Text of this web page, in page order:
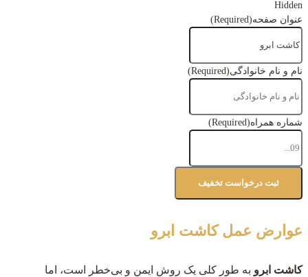
Hidden
عنوان صفحه(Required)
نام و نام خانوادگی(Required)
شماره همراه(Required)
عوارض عمل کاشت ابرو
کاشت ابرو به طور کلی یک روش ایمن و بی‌خطر است، اما